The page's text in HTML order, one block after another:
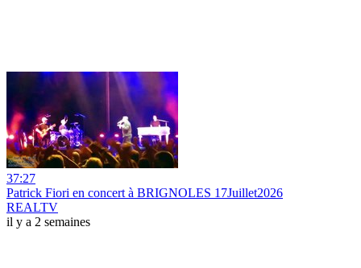
37:27
Patrick Fiori en concert à BRIGNOLES 17Juillet2026
REALTV
il y a 2 semaines